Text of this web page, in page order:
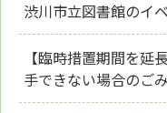
渋川市立図書館のイ
【臨時措置期間を延
手できない場合のご